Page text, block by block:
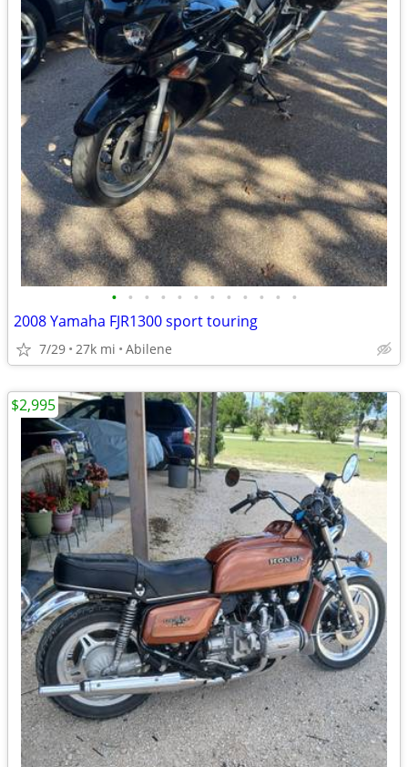
• • • • • • • • • • • •
2008 Yamaha FJR1300 sport touring
7/29 27k mi Abilene
$2,995